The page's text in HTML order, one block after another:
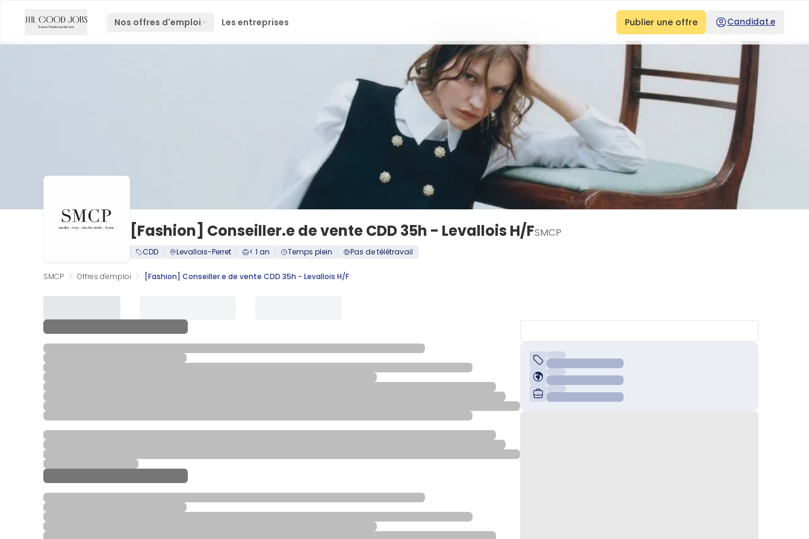
Nos offres d'emploi Les entreprises Publier une offre Candidat.e
[Fashion] Conseiller.e de vente CDD 35h - Levallois H/FSMCP
CDD Levallois-Perret < 1 an Temps plein Pas de télétravail
SMCP Offres d'emploi [Fashion] Conseiller.e de vente CDD 35h - Levallois H/F